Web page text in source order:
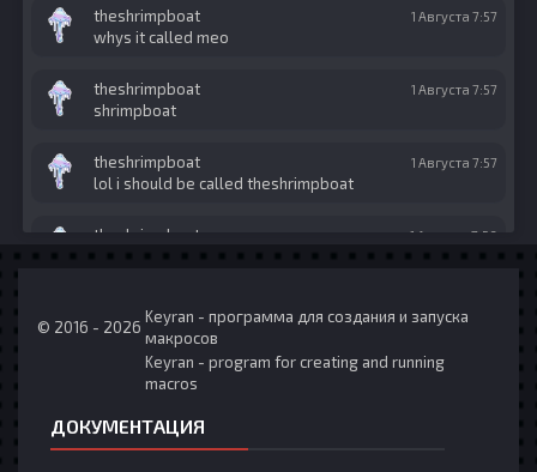
theshrimpboat 1 Августа 7:57
whys it called meo
theshrimpboat 1 Августа 7:57
shrimpboat
theshrimpboat 1 Августа 7:57
lol i should be called theshrimpboat
theshrimpboat 1 Августа 7:56
diddyparty
yooo
Nefatos
страницу
© 2016 - 2026
Keyran - программа для создания и запуска
макросов
Keyran - program for creating and running
macros
ДОКУМЕНТАЦИЯ